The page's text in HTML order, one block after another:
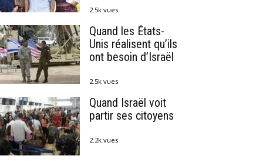
2.5k vues
Quand les États-
Unis réalisent qu’ils
ont besoin d’Israël
2.5k vues
Quand Israël voit
partir ses citoyens
2.2k vues